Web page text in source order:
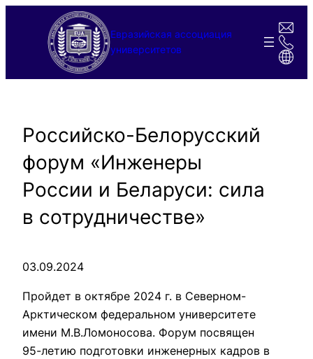
содержимому
Евразийская ассоциация
университетов
Российско-Белорусский
форум «Инженеры
России и Беларуси: сила
в сотрудничестве»
03.09.2024
Пройдет в октябре 2024 г. в Северном-
Арктическом федеральном университете
имени М.В.Ломоносова. Форум посвящен
95-летию подготовки инженерных кадров в